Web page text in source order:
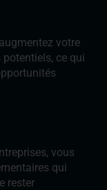
votre
ce qui
vous
qui
rester